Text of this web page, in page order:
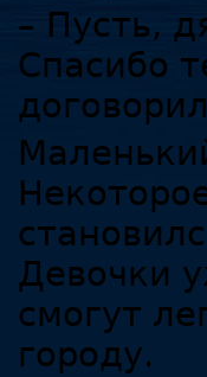
– Пусть,
Спасибо
Девочки
смогут
городу.